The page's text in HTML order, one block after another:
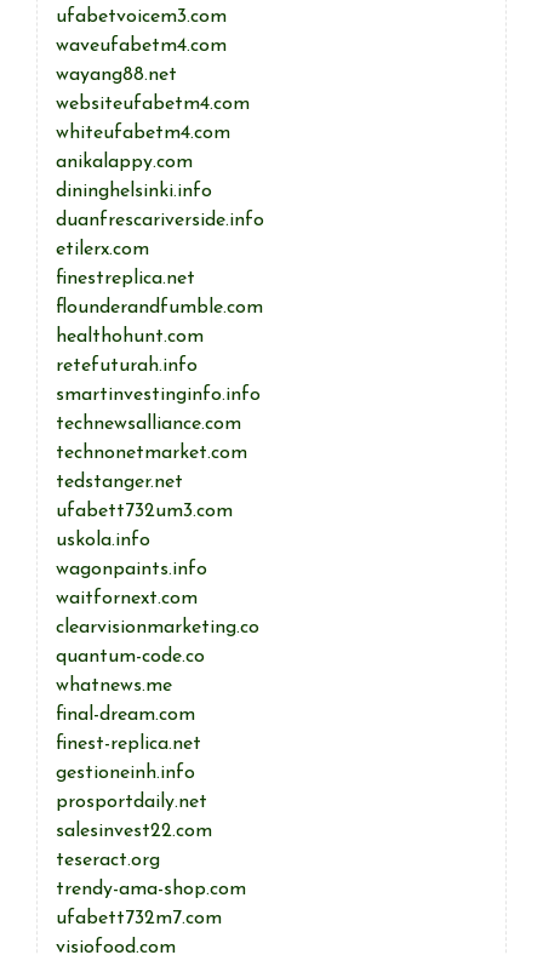
ufabetvoicem3.com
waveufabetm4.com
wayang88.net
websiteufabetm4.com
whiteufabetm4.com
anikalappy.com
dininghelsinki.info
duanfrescariverside.info
etilerx.com
finestreplica.net
flounderandfumble.com
healthohunt.com
retefuturah.info
smartinvestinginfo.info
technewsalliance.com
technonetmarket.com
tedstanger.net
ufabett732um3.com
uskola.info
wagonpaints.info
waitfornext.com
clearvisionmarketing.co
quantum-code.co
whatnews.me
final-dream.com
finest-replica.net
gestioneinh.info
prosportdaily.net
salesinvest22.com
teseract.org
trendy-ama-shop.com
ufabett732m7.com
visiofood.com